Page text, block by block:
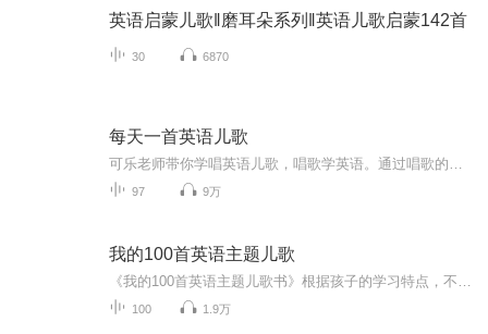
英语启蒙儿歌‖磨耳朵系列‖英语儿歌启蒙142首
30 6870
每天一首英语儿歌
97 9万
我的100首英语主题儿歌
100 1.9万